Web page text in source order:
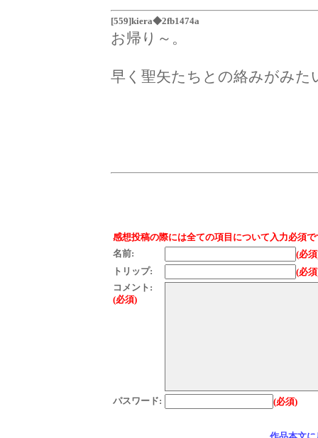
[559]kiera◆2fb1474a
お帰り～。
早く聖矢たちとの絡みがみた
感想投稿の際には全ての項目について入力必須で
名前:
(必
トリップ:
(必
コメント:
(必須)
パスワード: (必須)